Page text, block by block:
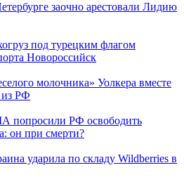
заочно арестовали Лидию
под турецким флагом
Новороссийск
молочника» Уолкера вместе
из РФ
попросили РФ освободить
он при смерти?
ударила по складу Wildberries в